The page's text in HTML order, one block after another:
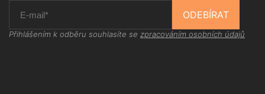
ODEBÍRAT
Přihlášením k odběru souhlasíte se zpracováním osobních údajů